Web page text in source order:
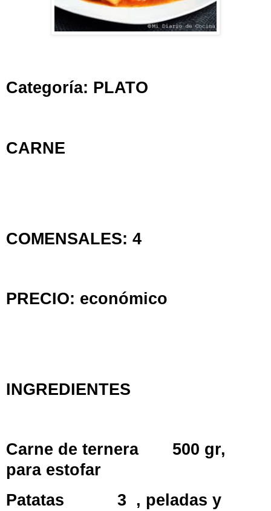
Categoría: PLATO
CARNE
COMENSALES: 4
PRECIO: económico
INGREDIENTES
Carne de ternera
500 gr,
para estofar
Patatas
3 , peladas y